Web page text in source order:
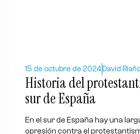
15 de octubre de 2024 David Riaño
Historia del
sur de España
En el sur de España hay una
opresión contra el